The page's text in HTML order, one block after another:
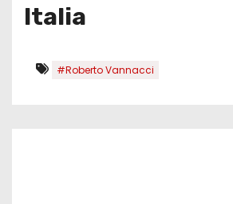
Italia
#Roberto Vannacci